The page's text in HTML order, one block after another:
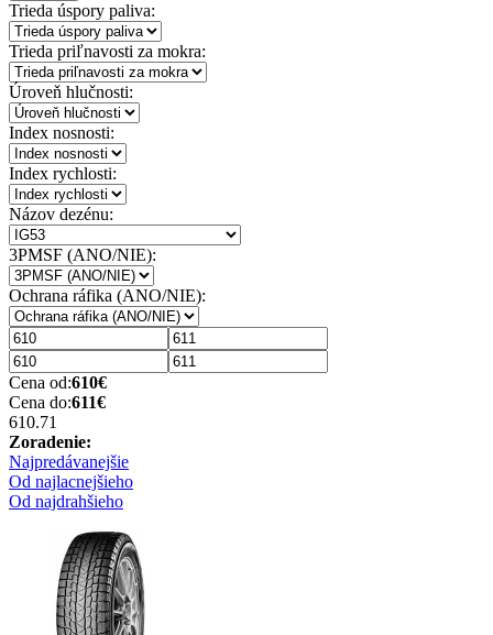
Trieda úspory paliva:
Trieda priľnavosti za mokra:
Úroveň hlučnosti:
Index nosnosti:
Index rychlosti:
Názov dezénu:
3PMSF (ANO/NIE):
Ochrana ráfika (ANO/NIE):
Cena od:610€
Cena do:611€
610.71
Zoradenie:
Najpredávanejšie
Od najlacnejšieho
Od najdrahšieho